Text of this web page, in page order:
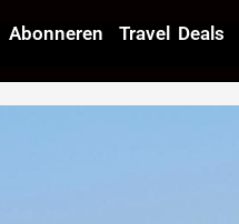
Abonneren Travel Deals